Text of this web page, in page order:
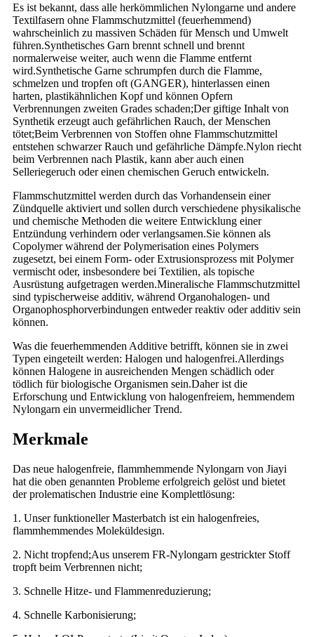
Es ist bekannt, dass alle herkömmlichen Nylongarne und andere
Textilfasern ohne Flammschutzmittel (feuerhemmend)
wahrscheinlich zu massiven Schäden für Mensch und Umwelt
führen.Synthetisches Garn brennt schnell und brennt
normalerweise weiter, auch wenn die Flamme entfernt
wird.Synthetische Garne schrumpfen durch die Flamme,
schmelzen und tropfen oft (GANGER), hinterlassen einen
harten, plastikähnlichen Kopf und können Opfern
Verbrennungen zweiten Grades schaden;Der giftige Inhalt von
Synthetik erzeugt auch gefährlichen Rauch, der Menschen
tötet;Beim Verbrennen von Stoffen ohne Flammschutzmittel
entstehen schwarzer Rauch und gefährliche Dämpfe.Nylon riecht
beim Verbrennen nach Plastik, kann aber auch einen
Selleriegeruch oder einen chemischen Geruch entwickeln.
Flammschutzmittel werden durch das Vorhandensein einer
Zündquelle aktiviert und sollen durch verschiedene physikalische
und chemische Methoden die weitere Entwicklung einer
Entzündung verhindern oder verlangsamen.Sie können als
Copolymer während der Polymerisation eines Polymers
zugesetzt, bei einem Form- oder Extrusionsprozess mit Polymer
vermischt oder, insbesondere bei Textilien, als topische
Ausrüstung aufgetragen werden.Mineralische Flammschutzmittel
sind typischerweise additiv, während Organohalogen- und
Organophosphorverbindungen entweder reaktiv oder additiv sein
können.
Was die feuerhemmenden Additive betrifft, können sie in zwei
Typen eingeteilt werden: Halogen und halogenfrei.Allerdings
können Halogene in ausreichenden Mengen schädlich oder
tödlich für biologische Organismen sein.Daher ist die
Erforschung und Entwicklung von halogenfreiem, hemmendem
Nylongarn ein unvermeidlicher Trend.
Merkmale
Das neue halogenfreie, flammhemmende Nylongarn von Jiayi
hat die oben genannten Probleme erfolgreich gelöst und bietet
der prolematischen Industrie eine Komplettlösung:
1. Unser funktioneller Masterbatch ist ein halogenfreies,
flammhemmendes Moleküldesign.
2. Nicht tropfend;Aus unserem FR-Nylongarn gestrickter Stoff
tropft beim Verbrennen nicht;
3. Schnelle Hitze- und Flammenreduzierung;
4. Schnelle Karbonisierung;